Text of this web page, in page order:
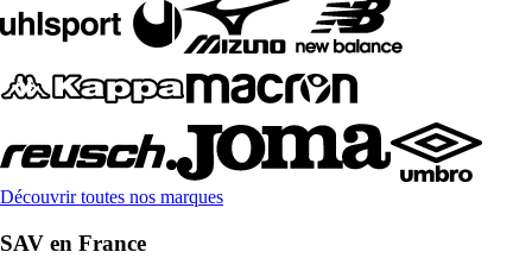
Découvrir toutes nos marques
SAV en France